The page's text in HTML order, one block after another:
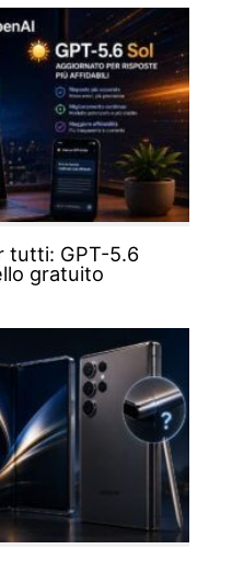
tutti: GPT-5.6
gratuito